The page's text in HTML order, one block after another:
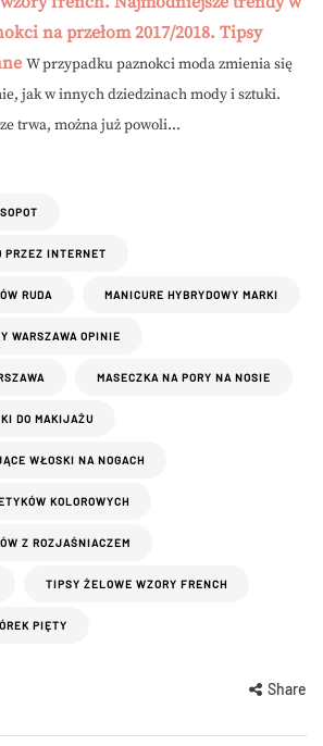
na przełom 2017/2018. Tipsy
W przypadku paznokci moda zmienia się
jak w innych dziedzinach mody i sztuki.
trwa, można już powoli...
PRZEZ INTERNET
RUDA MANICURE HYBRYDOWY MARKI
WARSZAWA OPINIE
MASECZKA NA PORY NA NOSIE
DO MAKIJAŻU
WŁOSKI NA NOGACH
KOLOROWYCH
Z ROZJAŚNIACZEM
TIPSY ŻELOWE WZORY FRENCH
PIĘTY
Share